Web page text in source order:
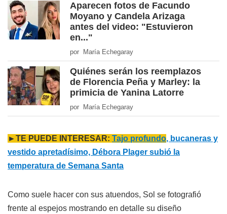
Aparecen fotos de Facundo
Moyano y Candela Arizaga
antes del video: "Estuvieron
en..."
por María Echegaray
Quiénes serán los reemplazos
de Florencia Peña y Marley: la
primicia de Yanina Latorre
por María Echegaray
►TE PUEDE INTERESAR: Tajo profundo, bucaneras y
vestido apretadísimo, Débora Plager subió la
temperatura de Semana Santa
Como suele hacer con sus atuendos, Sol se fotografió
frente al espejos mostrando en detalle su diseño